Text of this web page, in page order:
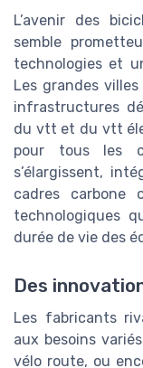
L’avenir des
semble
technologies et
Les grandes
infrastructures
du vtt et du vtt
pour tous les
s’élargissent,
cadres carbone
technologiques
durée de vie des
Des
Les fabricants
aux besoins
vélo route, ou